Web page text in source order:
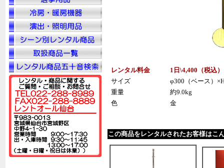
レンタル料金 1日\4,400（税込
サイズ
φ300（ベース）
重量
約9.0kg
色
金
この商品をレンタルされたお客様はこ